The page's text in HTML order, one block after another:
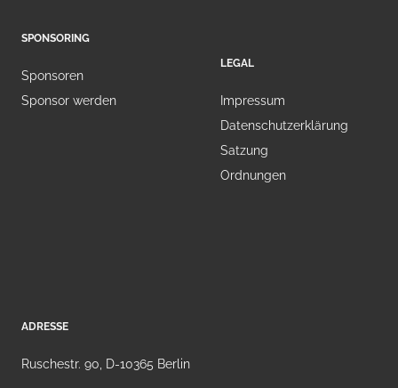
SPONSORING
Sponsoren
Sponsor werden
LEGAL
Impressum
Datenschutzerklärung
Satzung
Ordnungen
ADRESSE
Ruschestr. 90, D-10365 Berlin